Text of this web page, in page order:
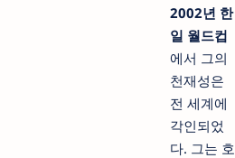
2002년 한
일 월드컵
에서 그의
천재성은
전 세계에
각인되었
다. 그는 호